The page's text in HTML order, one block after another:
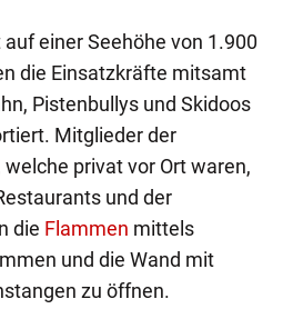
einer Seehöhe von 1.900
die Einsatzkräfte mitsamt
Pistenbullys und Skidoos
Mitglieder der
privat vor Ort waren,
und der
die Flammen mittels
und die Wand mit
zu öffnen.